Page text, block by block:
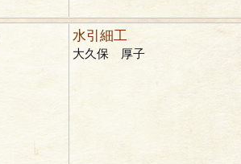
水引細工
大久保 厚子